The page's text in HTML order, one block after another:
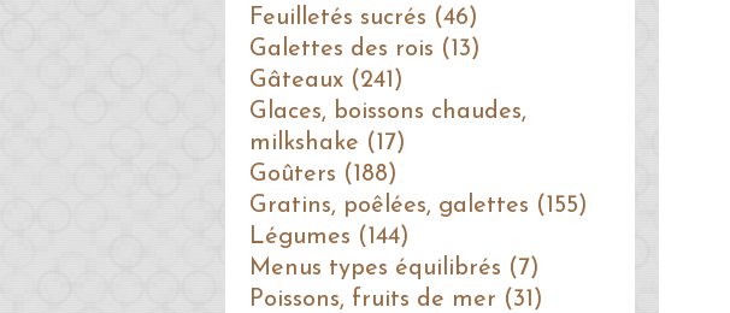
Feuilletés sucrés (46)
Galettes des rois (13)
Gâteaux (241)
Glaces, boissons chaudes,
milkshake (17)
Goûters (188)
Gratins, poêlées, galettes (155)
Légumes (144)
Menus types équilibrés (7)
Poissons, fruits de mer (31)